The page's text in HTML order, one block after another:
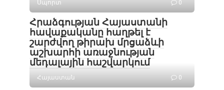
Սպորտ 0
Հրաձգության Հայաստանի
հավաքականը հաղթել է
շարժվող թիրախ մրցաձևի
աշխարհի առաջնության
մեդալային հաշվարկում
Հայաստան 0